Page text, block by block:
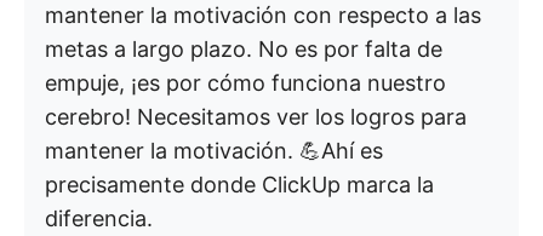
mantener la motivación con respecto a las
metas a largo plazo. No es por falta de
empuje, ¡es por cómo funciona nuestro
cerebro! Necesitamos ver los logros para
mantener la motivación. 💪Ahí es
precisamente donde ClickUp marca la
diferencia.